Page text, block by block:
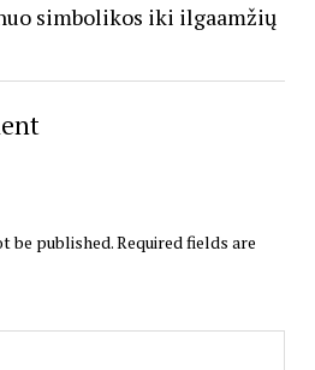
simbolikos iki ilgaamžių
be published.Required fields are